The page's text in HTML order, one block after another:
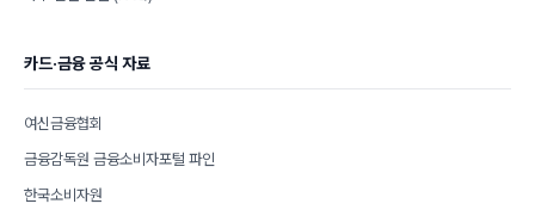
카드·금융 공식 자료
여신금융협회
금융감독원 금융소비자포털 파인
한국소비자원